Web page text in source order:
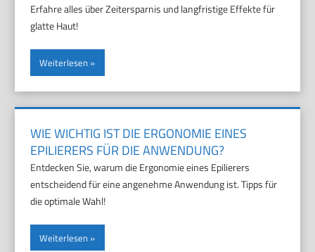
Erfahre alles über Zeitersparnis und langfristige Effekte für
glatte Haut!
Weiterlesen
WIE WICHTIG IST DIE ERGONOMIE EINES
EPILIERERS FÜR DIE ANWENDUNG?
Entdecken Sie, warum die Ergonomie eines Epilierers
entscheidend für eine angenehme Anwendung ist. Tipps für
die optimale Wahl!
Weiterlesen